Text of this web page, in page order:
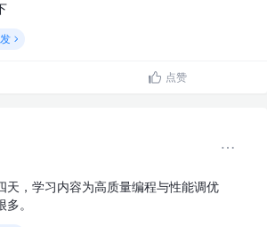
点赞
天，学习内容为高质量编程与性能调优
。